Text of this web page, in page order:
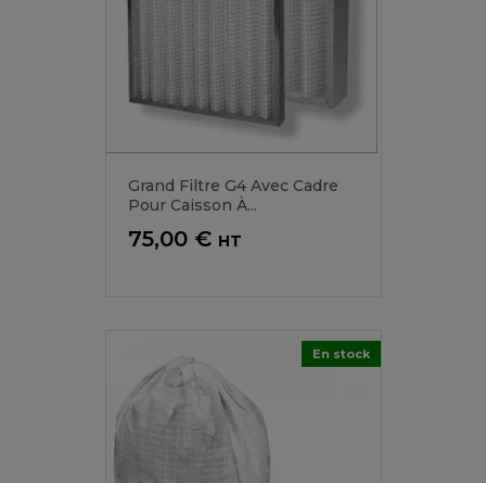
Grand Filtre G4 Avec Cadre
Pour Caisson À...
Prix
75,00 € HT
En stock